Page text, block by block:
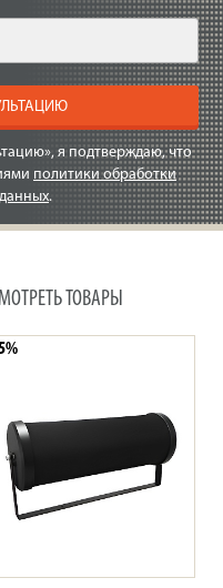
я подтверждаю, что
политики обработки
.
ТОВАРЫ